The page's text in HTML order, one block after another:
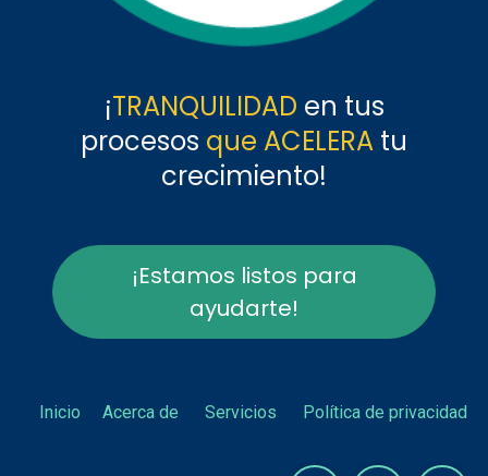
¡TRANQUILIDAD en tus
procesos que ACELERA tu
crecimiento!
¡Estamos listos para
ayudarte!
Inicio Acerca de Servicios Política de privacidad